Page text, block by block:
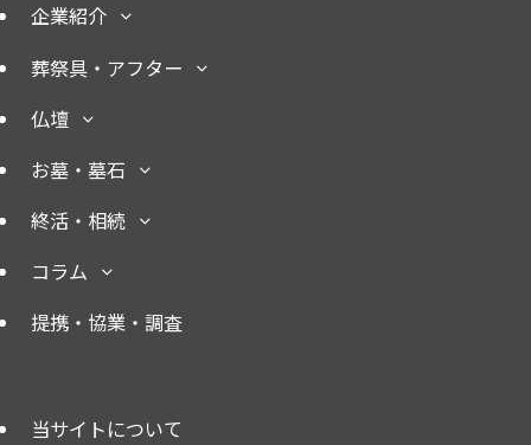
企業紹介
葬祭具・アフター
仏壇
お墓・墓石
終活・相続
コラム
提携・協業・調査
当サイトについて